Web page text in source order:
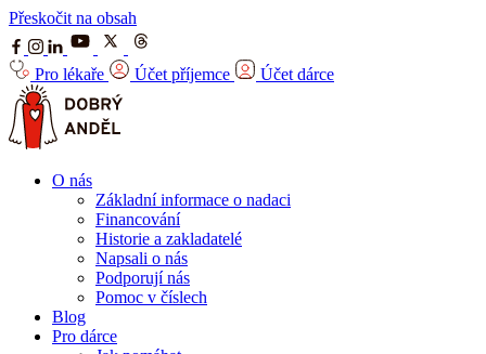
Přeskočit na obsah
Pro lékaře Účet příjemce Účet dárce
O nás
Základní informace o nadaci
Financování
Historie a zakladatelé
Napsali o nás
Podporují nás
Pomoc v číslech
Blog
Pro dárce